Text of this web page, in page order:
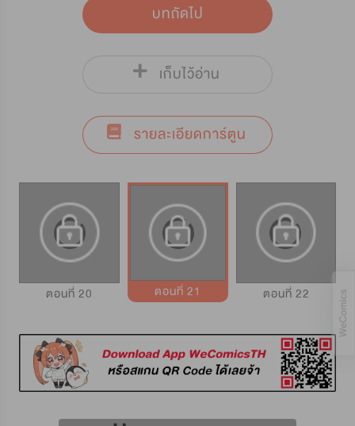
บทถัดไป
เก็บไว้อ่าน
รายละเอียดการ์ตูน
ตอนที่ 20 ตอนที่ 21 ตอนที่ 22